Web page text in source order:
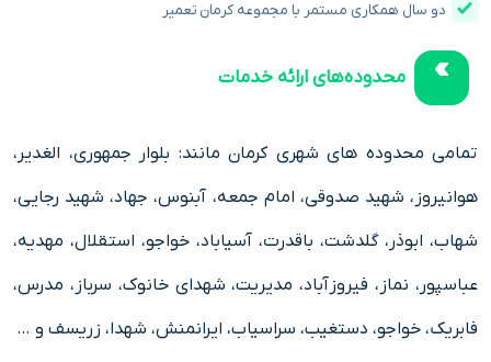
دو سال همکاری مستمر با مجموعه کرمان تعمیر
محدوده‌های ارائه خدمات
تمامی محدوده های شهری کرمان مانند: بلوار جمهوری، الغدیر،
هوانیروز، شهید صدوقی، امام جمعه، آبنوس، جهاد، شهید رجایی،
شهاب، ابوذر، گلدشت، باقدرت، آسیاباد، خواجو، استقلال، مهدیه،
عباسپور، نماز، فیروزآباد، مدیریت، شهدای خانوک، سرباز، مدرس،
فابریک، خواجو، دستغیب، سراسیاب، ایرانمنش، شهدا، زریسف و …